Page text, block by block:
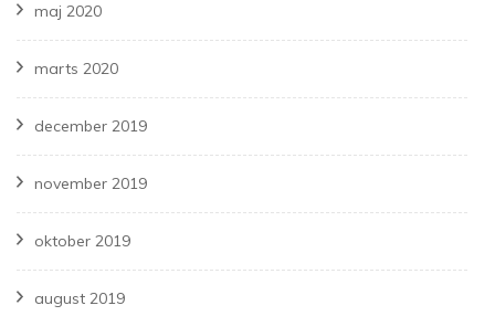
maj 2020
marts 2020
december 2019
november 2019
oktober 2019
august 2019